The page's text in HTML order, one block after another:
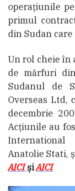
operațiunile
primul
din Sudan
Un rol cheie în
de mărfuri
Sudanul de
Overseas Ltd,
decembrie
Acțiunile au
Anatolie Stati,
AICI șiAICI